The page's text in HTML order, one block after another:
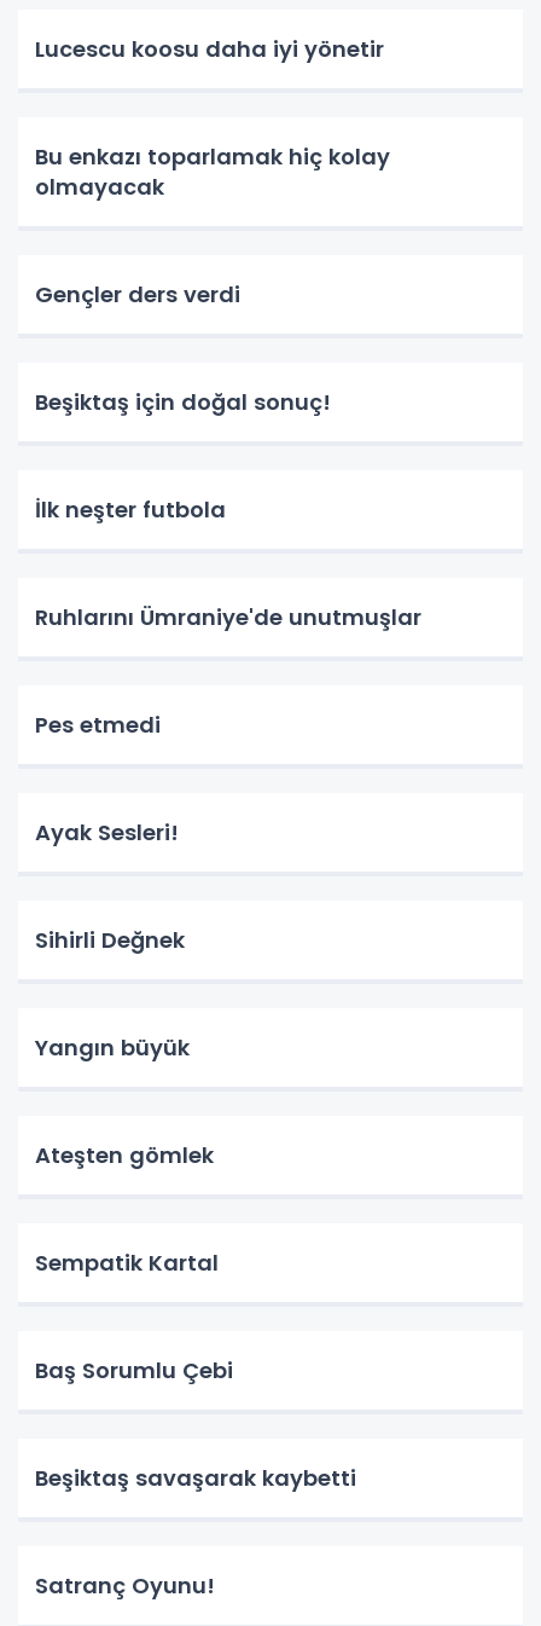
Lucescu koosu daha iyi yönetir
Bu enkazı toparlamak hiç kolay
olmayacak
Gençler ders verdi
Beşiktaş için doğal sonuç!
İlk neşter futbola
Ruhlarını Ümraniye'de unutmuşlar
Pes etmedi
Ayak Sesleri!
Sihirli Değnek
Yangın büyük
Ateşten gömlek
Sempatik Kartal
Baş Sorumlu Çebi
Beşiktaş savaşarak kaybetti
Satranç Oyunu!